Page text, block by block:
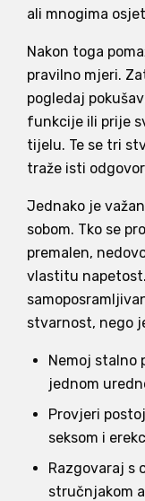
ali mnogima
Nakon toga
pravilno mjeri.
pogledaj
funkcije ili prije
tijelu. Te se tri
traže isti
Jednako je
sobom. Tko se
premalen,
vlastitu
stvarnost, nego
Nemoj stalno
jednom
Provjeri
seksom i
Razgovaraj s
stručnjakom